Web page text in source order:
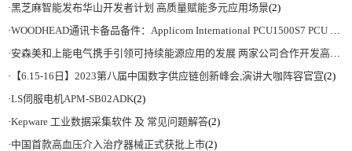
·黑芝麻智能发布华山开发者计划 高质量赋能多元应用场景(2)
·WOODHEAD通讯卡备品备件：Applicom International PCU1500S7 PCU 1500 S7 V4.5.0
·安森美和上能电气携手引领可持续能源应用的发展 两家公司合作开发高性能储能和太阳能组串式逆变器方案 以实现可持续的未来
· 【6.15-16日】2023第八届中国数字供应链创新峰会,演讲大咖阵容官宣(2)
·LS伺服电机APM-SB02ADK(2)
·Kepware 工业数据采集软件 及 常见问题解答(2)
·中国首款高血压介入治疗器械正式获批上市(2)